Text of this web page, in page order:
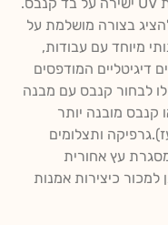
בצורה מושלמת על
מיוחד עם עבודות,
דיגיטליים המודפסים
לבחור קנבס עם מבנה
קנבס מובנה יותר
ותצלומים
עץ אחורית
למכור כיצירות אמנות